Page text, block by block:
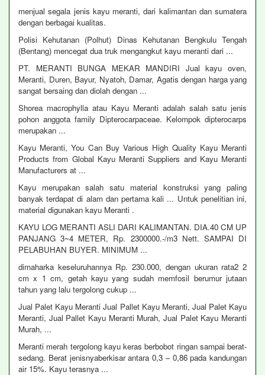
menjual segala jenis kayu meranti, dari kalimantan dan sumatera
dengan berbagai kualitas.
Polisi Kehutanan (Polhut) Dinas Kehutanan Bengkulu Tengah
(Bentang) mencegat dua truk mengangkut kayu meranti dari ...
PT. MERANTI BUNGA MEKAR MANDIRI Jual kayu oven,
Meranti, Duren, Bayur, Nyatoh, Damar, Agatis dengan harga yang
sangat bersaing dan diolah dengan ...
Shorea macrophylla atau Kayu Meranti adalah salah satu jenis
pohon anggota family Dipterocarpaceae. Kelompok dipterocarps
merupakan ...
Kayu Meranti, You Can Buy Various High Quality Kayu Meranti
Products from Global Kayu Meranti Suppliers and Kayu Meranti
Manufacturers at ...
Kayu merupakan salah satu material konstruksi yang paling
banyak terdapat di alam dan pertama kali ... Untuk penelitian ini,
material digunakan kayu Meranti .
KAYU LOG MERANTI ASLI DARI KALIMANTAN. DIA.40 CM UP
PANJANG 3~4 METER, Rp. 2300000.-/m3 Nett. SAMPAI DI
PELABUHAN BUYER. MINIMUM ...
dimaharka keseluruhannya Rp. 230.000, dengan ukuran rata2 2
cm x 1 cm, getah kayu yang sudah memfosil berumur jutaan
tahun yang lalu tergolong cukup ...
Jual Palet Kayu Meranti Jual Pallet Kayu Meranti, Jual Palet Kayu
Meranti, Jual Pallet Kayu Meranti Murah, Jual Palet Kayu Meranti
Murah, ...
Meranti merah tergolong kayu keras berbobot ringan sampai berat-
sedang. Berat jenisnyaberkisar antara 0,3 – 0,86 pada kandungan
air 15%. Kayu terasnya ...